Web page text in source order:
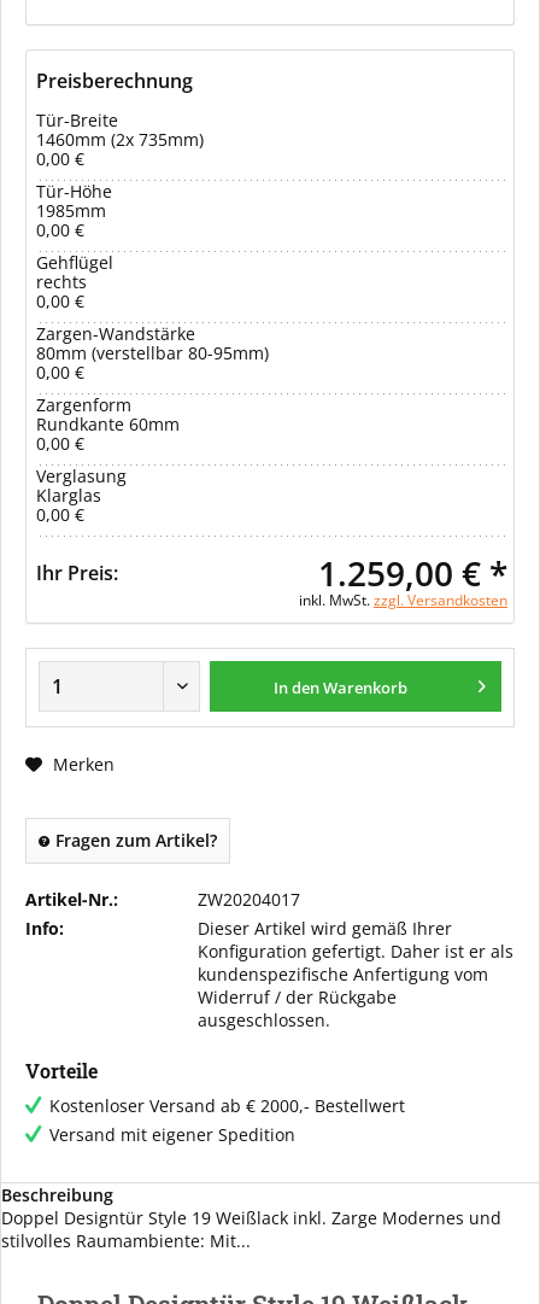
Preisberechnung
Tür-Breite
1460mm (2x 735mm)
0,00 €
Tür-Höhe
1985mm
0,00 €
Gehflügel
rechts
0,00 €
Zargen-Wandstärke
80mm (verstellbar 80-95mm)
0,00 €
Zargenform
Rundkante 60mm
0,00 €
Verglasung
Klarglas
0,00 €
Ihr Preis: 1.259,00 € *
inkl. MwSt.zzgl. Versandkosten
In den Warenkorb
Merken
Fragen zum Artikel?
Artikel-Nr.:
ZW20204017
Info:
Dieser Artikel wird gemäß Ihrer
Konfiguration gefertigt. Daher ist er als
kundenspezifische Anfertigung vom
Widerruf / der Rückgabe
ausgeschlossen.
Vorteile
Kostenloser Versand ab € 2000,- Bestellwert
Versand mit eigener Spedition
Beschreibung
Doppel Designtür Style 19 Weißlack inkl. Zarge Modernes und
stilvolles Raumambiente: Mit...